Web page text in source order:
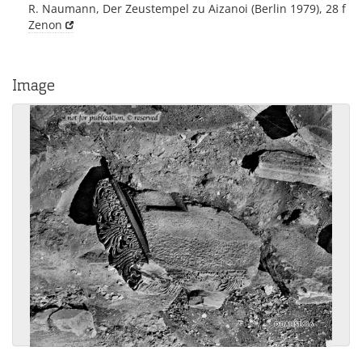
R. Naumann, Der Zeustempel zu Aizanoi (Berlin 1979), 28 f
Zenon
Image